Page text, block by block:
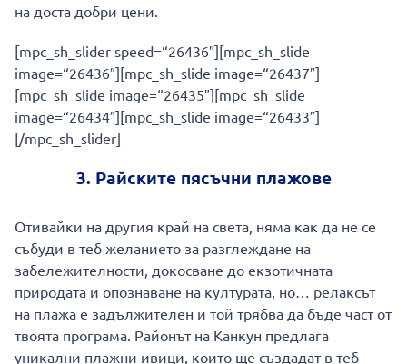
на доста добри цени.
[mpc_sh_slider speed=“26436″][mpc_sh_slide
image=“26436″][mpc_sh_slide image=“26437″]
[mpc_sh_slide image=“26435″][mpc_sh_slide
image=“26434″][mpc_sh_slide image=“26433″]
[/mpc_sh_slider]
3. Райските пясъчни плажове
Отивайки на другия край на света, няма как да не се
събуди в теб желанието за разглеждане на
забележителности, докосване до екзотичната
природата и опознаване на културата, но… релаксът
на плажа е задължителен и той трябва да бъде част от
твоята програма. Районът на Канкун предлага
уникални плажни ивици, които ще създадат в теб